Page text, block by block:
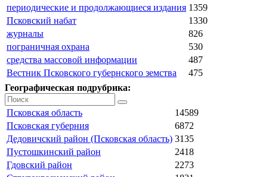
периодические и продолжающиеся издания 1359
Псковский набат
1330
журналы
826
пограничная охрана
530
средства массовой информации
487
Вестник Псковского губернского земства
475
Географическая подрубрика:
Псковская область
14589
Псковская губерния
6872
Дедовичский район (Псковская область) 3135
Пустошкинский район
2418
Гдовский район
2273